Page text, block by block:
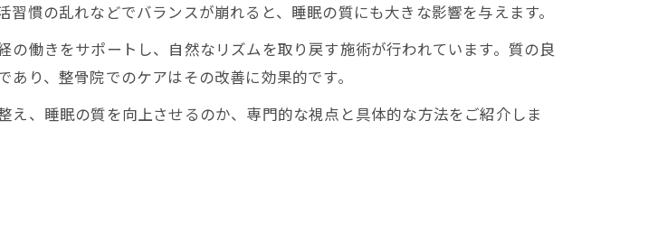
慣の乱れなどでバランスが崩れると、睡眠の質にも大きな影響を与えます。
働きをサポートし、自然なリズムを取り戻す施術が行われています。質の良
り、整骨院でのケアはその改善に効果的です。
、睡眠の質を向上させるのか、専門的な視点と具体的な方法をご紹介しま